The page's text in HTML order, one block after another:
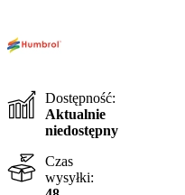
Dostępność:
Aktualnie
niedostępny
Czas
wysyłki: